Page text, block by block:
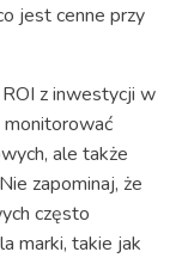
jest cenne przy
z inwestycji w
ale także
zapominaj, że
często
marki, takie jak